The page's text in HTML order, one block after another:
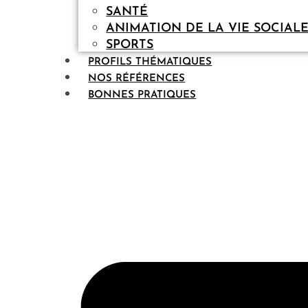
SANTÉ
ANIMATION DE LA VIE
SPORTS
PROFILS THÉMATIQUES
NOS RÉFÉRENCES
BONNES PRATIQUES